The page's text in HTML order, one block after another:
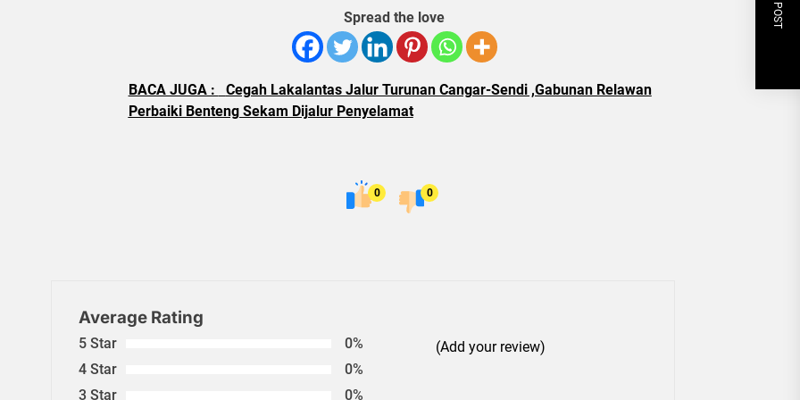
Spread the love
BACA JUGA :
Cegah Lakalantas Jalur Turunan Cangar-Sendi ,Gabunan Relawan
Perbaiki Benteng Sekam Dijalur Penyelamat
0 0
Average Rating
5 Star
0%
4 Star
0%
3 Star
0%
(Add your review)